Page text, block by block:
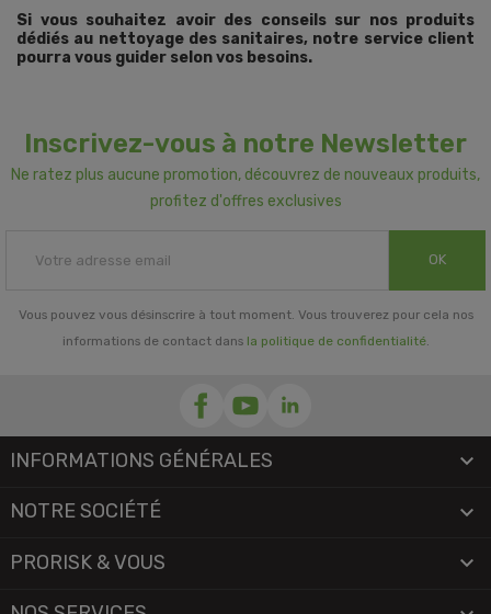
Si vous souhaitez avoir des conseils sur nos produits
dédiés au nettoyage des sanitaires, notre service client
pourra vous guider selon vos besoins.
Inscrivez-vous à notre Newsletter
Ne ratez plus aucune promotion, découvrez de nouveaux produits,
profitez d'offres exclusives
OK
Vous pouvez vous désinscrire à tout moment. Vous trouverez pour cela nos
informations de contact dans la politique de confidentialité.
INFORMATIONS GÉNÉRALES 
NOTRE SOCIÉTÉ 
PRORISK & VOUS 